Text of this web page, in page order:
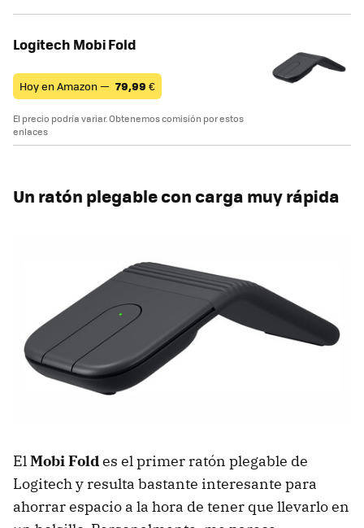
Logitech Mobi Fold
Hoy en Amazon — 79,99 €
El precio podría variar. Obtenemos comisión por estos
enlaces
Un ratón plegable con carga muy rápida
ElMobi Foldes el primer ratón plegable de
Logitech y resulta bastante interesante para
ahorrar espacio a la hora de tener que llevarlo en